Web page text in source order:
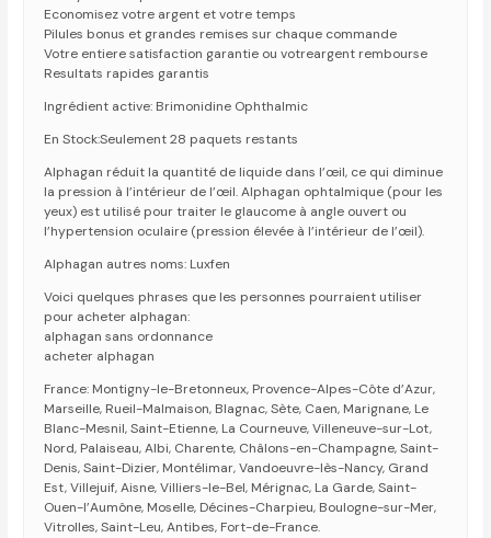
Economisez votre argent et votre temps
Pilules bonus et grandes remises sur chaque commande
Votre entiere satisfaction garantie ou votreargent rembourse
Resultats rapides garantis
Ingrédient active: Brimonidine Ophthalmic
En Stock:Seulement 28 paquets restants
Alphagan réduit la quantité de liquide dans l’œil, ce qui diminue
la pression à l’intérieur de l’œil. Alphagan ophtalmique (pour les
yeux) est utilisé pour traiter le glaucome à angle ouvert ou
l’hypertension oculaire (pression élevée à l’intérieur de l’œil).
Alphagan autres noms: Luxfen
Voici quelques phrases que les personnes pourraient utiliser
pour acheter alphagan:
alphagan sans ordonnance
acheter alphagan
France: Montigny-le-Bretonneux, Provence-Alpes-Côte d’Azur,
Marseille, Rueil-Malmaison, Blagnac, Sète, Caen, Marignane, Le
Blanc-Mesnil, Saint-Etienne, La Courneuve, Villeneuve-sur-Lot,
Nord, Palaiseau, Albi, Charente, Châlons-en-Champagne, Saint-
Denis, Saint-Dizier, Montélimar, Vandoeuvre-lès-Nancy, Grand
Est, Villejuif, Aisne, Villiers-le-Bel, Mérignac, La Garde, Saint-
Ouen-l’Aumône, Moselle, Décines-Charpieu, Boulogne-sur-Mer,
Vitrolles, Saint-Leu, Antibes, Fort-de-France.